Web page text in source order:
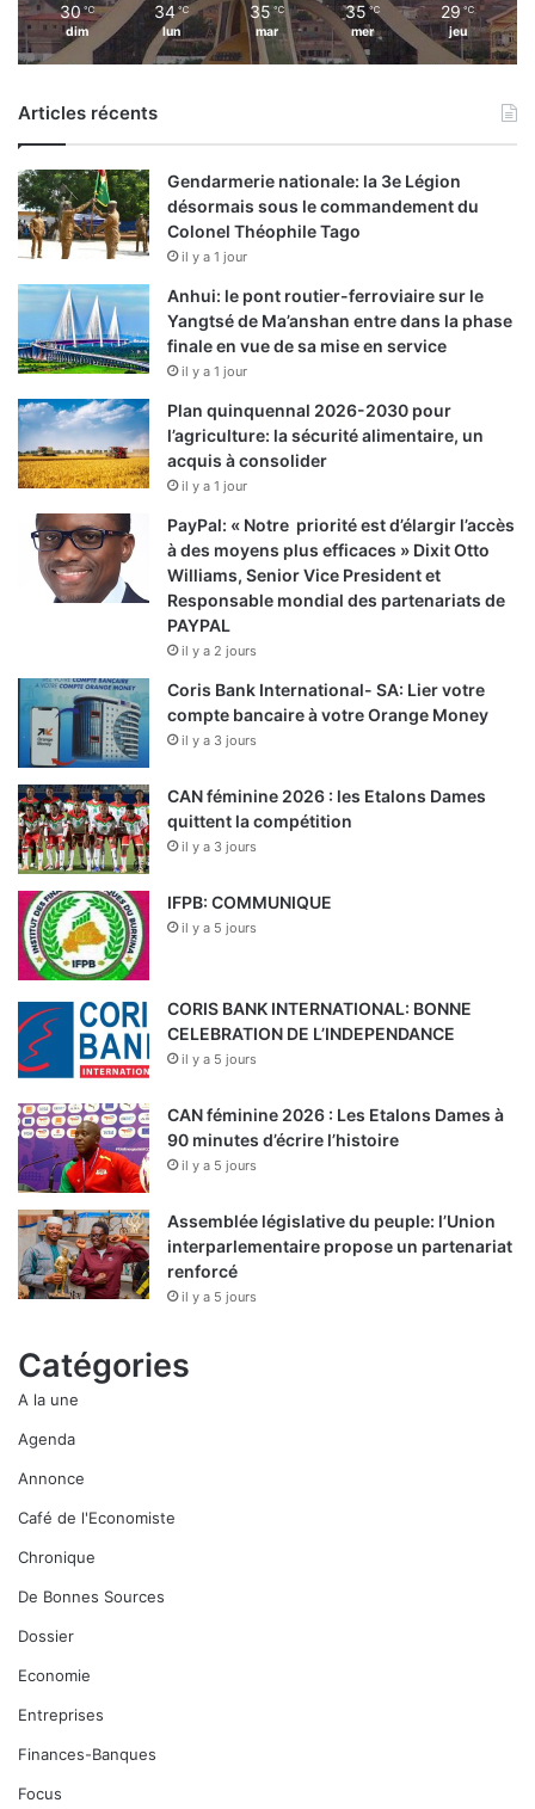
30 ℃
dim
34 ℃
lun
35 ℃
mar
35 ℃
mer
29 ℃
jeu
Articles récents
Gendarmerie nationale: la 3e Légion
désormais sous le commandement du
Colonel Théophile Tago
il y a 1 jour
Anhui: le pont routier-ferroviaire sur le
Yangtsé de Ma’anshan entre dans la phase
finale en vue de sa mise en service
il y a 1 jour
Plan quinquennal 2026-2030 pour
l’agriculture: la sécurité alimentaire, un
acquis à consolider
il y a 1 jour
PayPal: « Notre priorité est d’élargir l’accès
à des moyens plus efficaces » Dixit Otto
Williams, Senior Vice President et
Responsable mondial des partenariats de
PAYPAL
il y a 2 jours
Coris Bank International- SA: Lier votre
compte bancaire à votre Orange Money
il y a 3 jours
CAN féminine 2026 : les Etalons Dames
quittent la compétition
il y a 3 jours
IFPB: COMMUNIQUE
il y a 5 jours
CORIS BANK INTERNATIONAL: BONNE
CELEBRATION DE L’INDEPENDANCE
il y a 5 jours
CAN féminine 2026 : Les Etalons Dames à
90 minutes d’écrire l’histoire
il y a 5 jours
Assemblée législative du peuple: l’Union
interparlementaire propose un partenariat
renforcé
il y a 5 jours
Catégories
A la une
Agenda
Annonce
Café de l'Economiste
Chronique
De Bonnes Sources
Dossier
Economie
Entreprises
Finances-Banques
Focus